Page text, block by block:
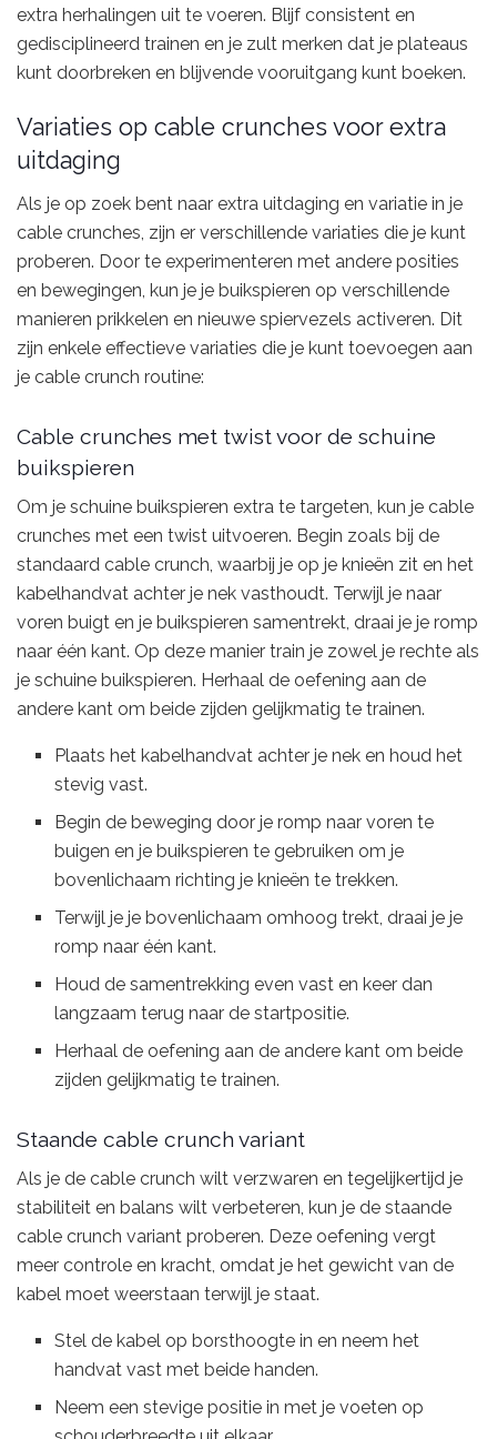
extra herhalingen uit te voeren. Blijf consistent en
gedisciplineerd trainen en je zult merken dat je plateaus
kunt doorbreken en blijvende vooruitgang kunt boeken.
Variaties op cable crunches voor extra
uitdaging
Als je op zoek bent naar extra uitdaging en variatie in je
cable crunches, zijn er verschillende variaties die je kunt
proberen. Door te experimenteren met andere posities
en bewegingen, kun je je buikspieren op verschillende
manieren prikkelen en nieuwe spiervezels activeren. Dit
zijn enkele effectieve variaties die je kunt toevoegen aan
je cable crunch routine:
Cable crunches met twist voor de schuine
buikspieren
Om je schuine buikspieren extra te targeten, kun je cable
crunches met een twist uitvoeren. Begin zoals bij de
standaard cable crunch, waarbij je op je knieën zit en het
kabelhandvat achter je nek vasthoudt. Terwijl je naar
voren buigt en je buikspieren samentrekt, draai je je romp
naar één kant. Op deze manier train je zowel je rechte als
je schuine buikspieren. Herhaal de oefening aan de
andere kant om beide zijden gelijkmatig te trainen.
Plaats het kabelhandvat achter je nek en houd het
stevig vast.
Begin de beweging door je romp naar voren te
buigen en je buikspieren te gebruiken om je
bovenlichaam richting je knieën te trekken.
Terwijl je je bovenlichaam omhoog trekt, draai je je
romp naar één kant.
Houd de samentrekking even vast en keer dan
langzaam terug naar de startpositie.
Herhaal de oefening aan de andere kant om beide
zijden gelijkmatig te trainen.
Staande cable crunch variant
Als je de cable crunch wilt verzwaren en tegelijkertijd je
stabiliteit en balans wilt verbeteren, kun je de staande
cable crunch variant proberen. Deze oefening vergt
meer controle en kracht, omdat je het gewicht van de
kabel moet weerstaan terwijl je staat.
Stel de kabel op borsthoogte in en neem het
handvat vast met beide handen.
Neem een ​​stevige positie in met je voeten op